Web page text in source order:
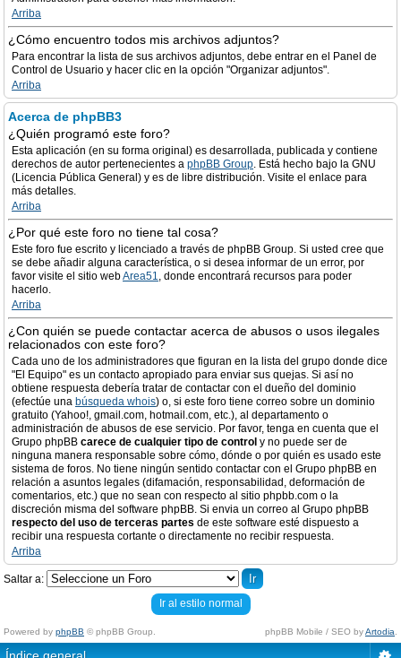
Arriba
¿Cómo encuentro todos mis archivos adjuntos?
Para encontrar la lista de sus archivos adjuntos, debe entrar en el Panel de
Control de Usuario y hacer clic en la opción "Organizar adjuntos".
Arriba
Acerca de phpBB3
¿Quién programó este foro?
Esta aplicación (en su forma original) es desarrollada, publicada y contiene
derechos de autor pertenecientes a phpBB Group. Está hecho bajo la GNU
(Licencia Pública General) y es de libre distribución. Visite el enlace para
más detalles.
Arriba
¿Por qué este foro no tiene tal cosa?
Este foro fue escrito y licenciado a través de phpBB Group. Si usted cree que
se debe añadir alguna característica, o si desea informar de un error, por
favor visite el sitio webArea51, donde encontrará recursos para poder
hacerlo.
Arriba
¿Con quién se puede contactar acerca de abusos o usos ilegales
relacionados con este foro?
Cada uno de los administradores que figuran en la lista del grupo donde dice
"El Equipo" es un contacto apropiado para enviar sus quejas. Si así no
obtiene respuesta debería tratar de contactar con el dueño del dominio
(efectúe una búsqueda whois) o, si este foro tiene correo sobre un dominio
gratuito (Yahoo!, gmail.com, hotmail.com, etc.), al departamento o
administración de abusos de ese servicio. Por favor, tenga en cuenta que el
Grupo phpBB carece de cualquier tipo de control y no puede ser de
ninguna manera responsable sobre cómo, dónde o por quién es usado este
sistema de foros. No tiene ningún sentido contactar con el Grupo phpBB en
relación a asuntos legales (difamación, responsabilidad, deformación de
comentarios, etc.) que no sean con respecto al sitio phpbb.com o la
discreción misma del software phpBB. Si envia un correo al Grupo phpBB
respecto del uso de terceras partes de este software esté dispuesto a
recibir una respuesta cortante o directamente no recibir respuesta.
Arriba
Saltar a:
Ir al estilo normal
Powered by phpBB © phpBB Group. phpBB Mobile / SEO byArtodia